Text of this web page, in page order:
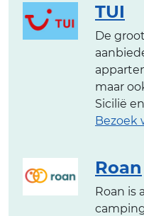
TUI
De
maar
Sicilië
Bezoek
Roan
Roan is